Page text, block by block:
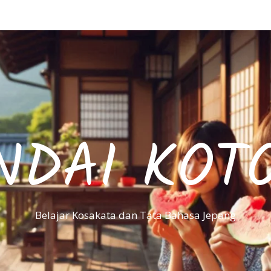
Belajar Kosakata dan Tata Bahasa Jepang